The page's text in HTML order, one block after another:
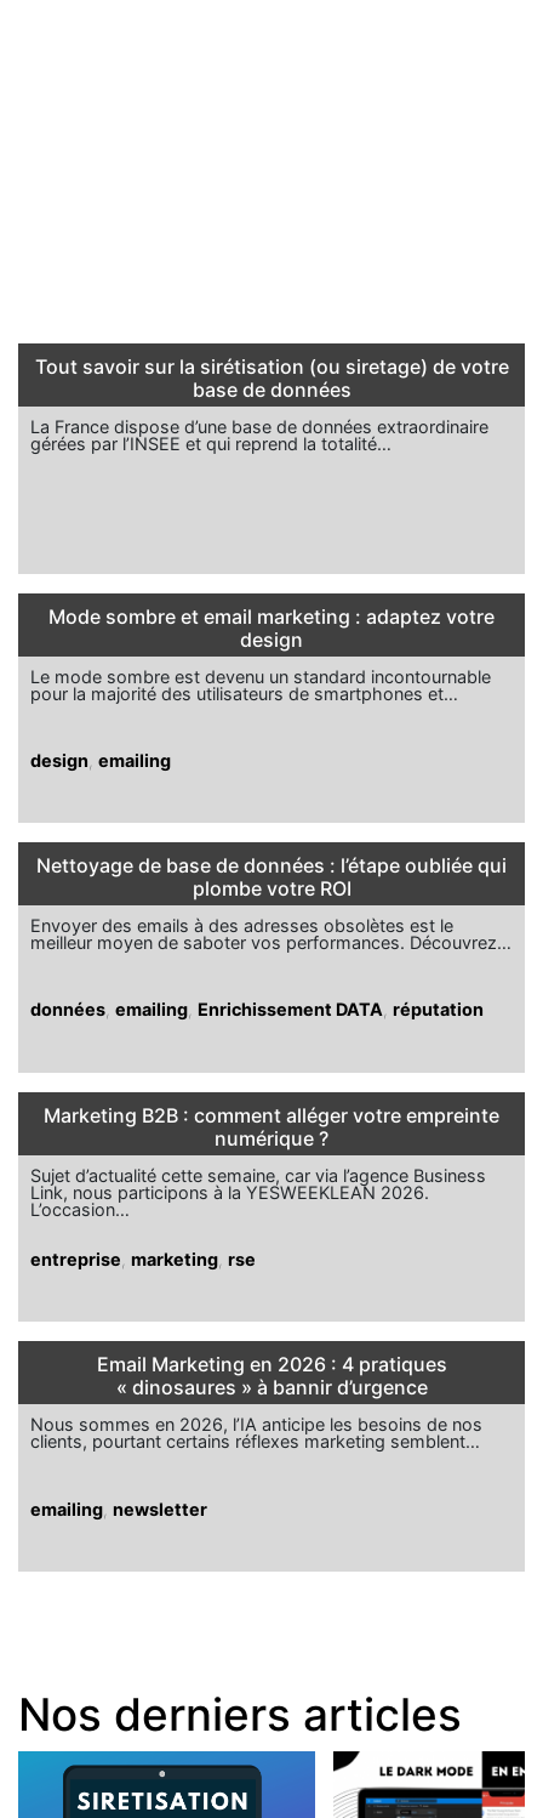
Tout savoir sur la sirétisation (ou siretage) de votre
base de données
La France dispose d’une base de données extraordinaire
gérées par l’INSEE et qui reprend la totalité…
Mode sombre et email marketing : adaptez votre
design
Le mode sombre est devenu un standard incontournable
pour la majorité des utilisateurs de smartphones et…
design emailing
Nettoyage de base de données : l’étape oubliée qui
plombe votre ROI
Envoyer des emails à des adresses obsolètes est le
meilleur moyen de saboter vos performances. Découvrez…
données emailing Enrichissement DATA réputation
Marketing B2B : comment alléger votre empreinte
numérique ?
Sujet d’actualité cette semaine, car via l’agence Business
Link, nous participons à la YESWEEKLEAN 2026.
L’occasion…
entreprise marketing rse
Email Marketing en 2026 : 4 pratiques
« dinosaures » à bannir d’urgence
Nous sommes en 2026, l’IA anticipe les besoins de nos
clients, pourtant certains réflexes marketing semblent…
emailing newsletter
Nos derniers articles